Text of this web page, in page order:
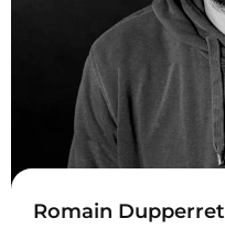
Romain Dupperret